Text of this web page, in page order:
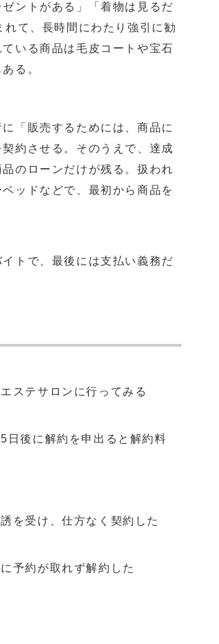
ントがある」「着物は見るだ
て、長時間にわたり強引に勧
いる商品は毛皮コートや宝石
る。
「販売するためには、商品に
約させる。そのうえで、達成
のローンだけが残る。扱われ
ッドなどで、最初から商品を
トで、最後には支払い義務だ
ステサロンに行ってみる
日後に解約を申出ると解約料
を受け、仕方なく契約した
予約が取れず解約した